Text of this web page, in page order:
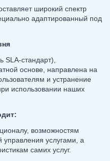
широкий спектр
адаптированный под
SLA-стандарт),
основе, направлена на
и устранение
использовании наших
возможностям
управления услугами, а
самих услуг.